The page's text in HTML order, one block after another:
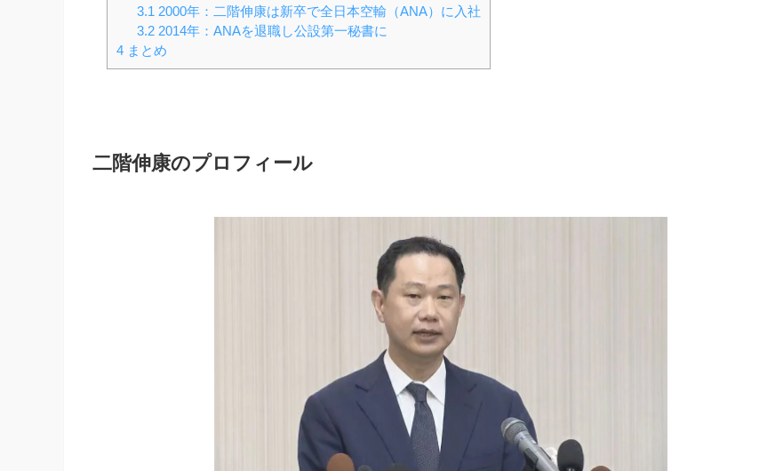
3.1 2000年：二階伸康は新卒で全日本空輸（ANA）に入社
3.22014年：ANAを退職し公設第一秘書に
4 まとめ
二階伸康のプロフィール